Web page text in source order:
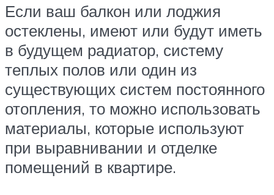
Если ваш балкон или лоджия
остеклены, имеют или будут иметь
в будущем радиатор, систему
теплых полов или один из
существующих систем постоянного
отопления, то можно использовать
материалы, которые используют
при выравнивании и отделке
помещений в квартире.